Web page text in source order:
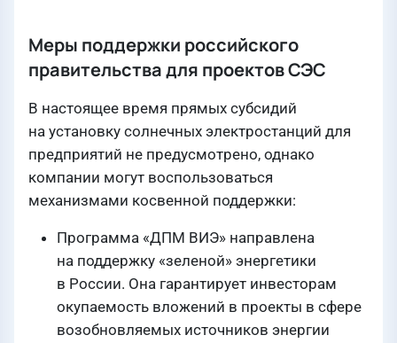
Меры поддержки российского
правительства для проектов СЭС
В настоящее время прямых субсидий
на установку солнечных электростанций для
предприятий не предусмотрено, однако
компании могут воспользоваться
механизмами косвенной поддержки:
Программа «ДПМ ВИЭ» направлена
на поддержку «зеленой» энергетики
в России. Она гарантирует инвесторам
окупаемость вложений в проекты в сфере
возобновляемых источников энергии